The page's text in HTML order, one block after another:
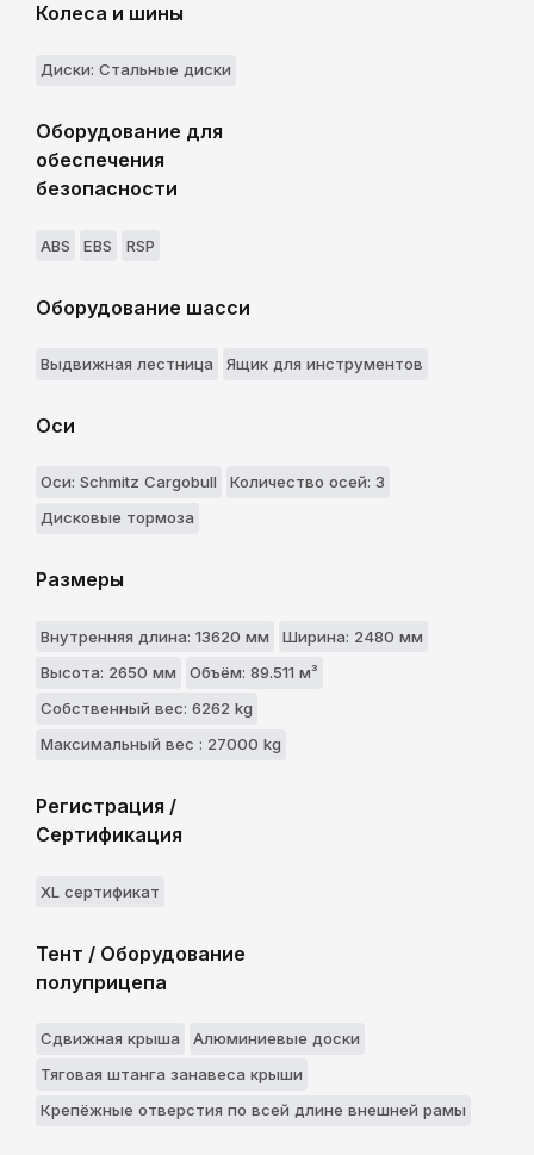
Колеса и шины
Диски: Стальные диски
Оборудование для
обеспечения
безопасности
ABS EBS RSP
Оборудование шасси
Выдвижнaя лестницa Ящик для инструментов
Оси
Оси: Schmitz Cargobull
Количество осей: 3
Дисковые тормоза
Размеры
Внутренняя длина: 13620 мм
Ширина: 2480 мм
Высота: 2650 мм
Объём: 89.511 м³
Собственный вес: 6262 kg
Максимальный вес : 27000 kg
Регистрация /
Сертификация
XL сертификат
Тент / Оборудование
полуприцепа
Сдвижная крыша
Алюминиевые доски
Тяговая штанга занавеса крыши
Крепёжные отверстия по всей длине внешней рамы